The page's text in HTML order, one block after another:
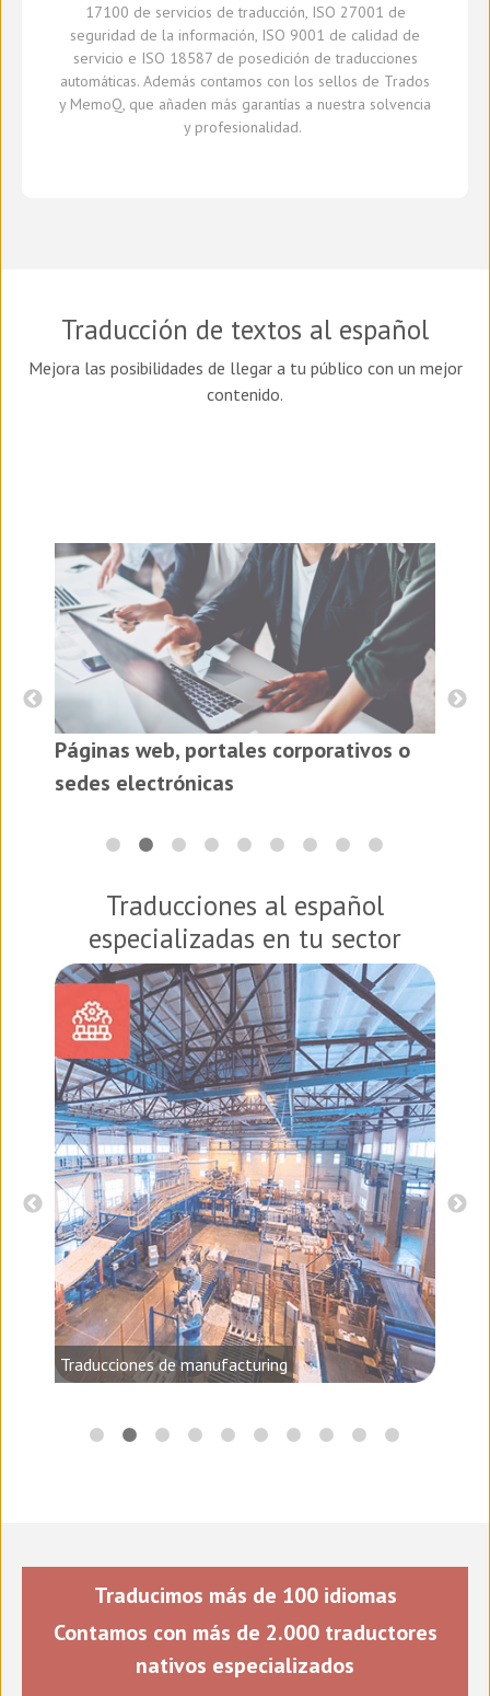
17100 de servicios de traducción, ISO 27001 de
seguridad de la información, ISO 9001 de calidad de
servicio e ISO 18587 de posedición de traducciones
automáticas. Además contamos con los sellos de Trados
y MemoQ , que añaden más garantías a nuestra solvencia
y profesionalidad.
Traducción de textos al español
Mejora las posibilidades de llegar a tu público con un mejor
contenido.
Páginas web, portales corporativos o
sedes electrónicas
Traducciones al español
especializadas en tu sector
Traducciones de manufacturing
Traducimos más de 100 idiomas
Contamos con más de 2.000 traductores
nativos especializados